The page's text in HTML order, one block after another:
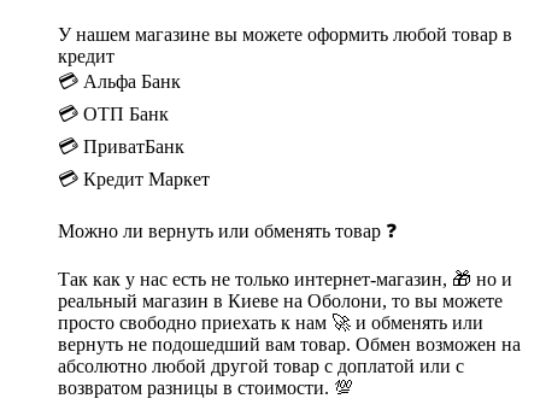
У нашем магазине вы можете оформить любой товар в
кредит
💳 Альфа Банк
💳 ОТП Банк
💳 ПриватБанк
💳 Кредит Маркет
Можно ли вернуть или обменять товар ❓
Так как у нас есть не только интернет-магазин, 🎁 но и
реальный магазин в Киеве на Оболони, то вы можете
просто свободно приехать к нам 🚀 и обменять или
вернуть не подошедший вам товар. Обмен возможен на
абсолютно любой другой товар с доплатой или с
возвратом разницы в стоимости. 💯